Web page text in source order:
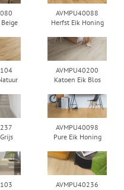
AVMPU40088
Herfst Eik Honing
AVMPU40200
Katoen Eik Blos
AVMPU40098
Pure Eik Honing
AVMPU40236